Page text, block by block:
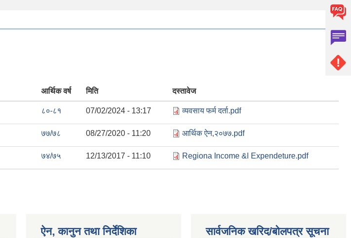
आर्थिक वर्ष मिति दस्तावेज
८०-८१ 07/02/2024 - 13:17 व्यवसाय फर्म दर्ता.pdf
७७/७८ 08/27/2020 - 11:20 आर्थिक ऐन,२०७७.pdf
७४/७५ 12/13/2017 - 11:10 Regiona Income &l Expendeture.pdf
ऐन, कानुन तथा निर्देशिका सार्वजनिक खरिद/बोलपत्र सूचना